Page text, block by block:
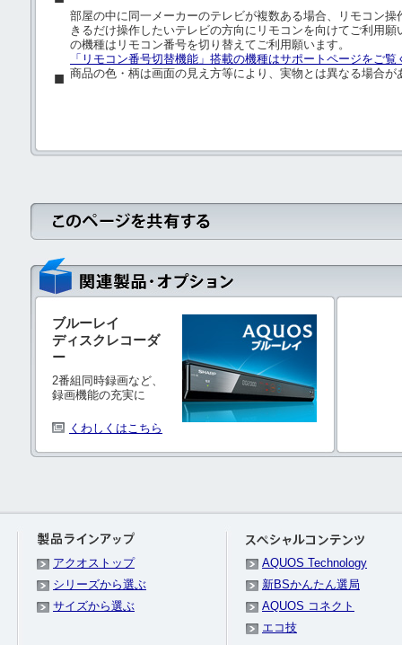
部屋の中に同一メーカーのテレビが複数ある場合、リモコン
きるだけ操作したいテレビの方向にリモコンを向けてご利用
の機種はリモコン番号を切り替えてご利用願います。
「リモコン番号切替機能」搭載の機種はサポートページをご覧
■ 商品の色・柄は画面の見え方等により、実物とは異なる場合が
ブルーレイ
ディスクレコーダ
ー
2番組同時録画など、
録画機能の充実に
くわしくはこちら
アクオストップ
シリーズから選ぶ
サイズから選ぶ
AQUOS Technology
新BSかんたん選局
AQUOS コネクト
エコ技